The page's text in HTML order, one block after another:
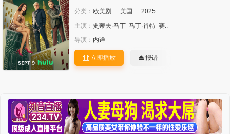
分类： 欧美剧 美国
2025
主演： 史蒂夫·马丁 马丁·肖特 赛..
导演： 内详
立即播放 报错